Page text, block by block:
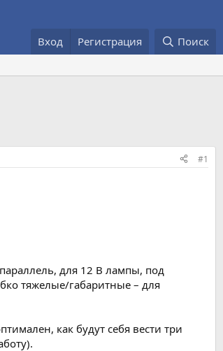
Вход Регистрация Поиск
#1
для 12 В лампы, под
тяжелые/габаритные – для
как будут себя вести три